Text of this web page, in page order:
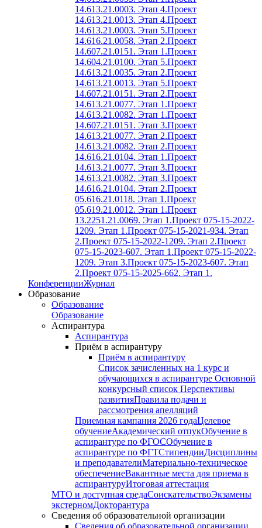
14.613.21.0003. Этап 4.Проект
14.613.21.0013. Этап 4.Проект
14.613.21.0003. Этап 5.Проект
14.616.21.0058. Этап 2.Проект
14.607.21.0151. Этап 1.Проект
14.604.21.0100. Этап 5.Проект
14.613.21.0035. Этап 2.Проект
14.613.21.0013. Этап 5.Проект
14.607.21.0151. Этап 2.Проект
14.613.21.0077. Этап 1.Проект
14.613.21.0082. Этап 1.Проект
14.607.21.0151. Этап 3.Проект
14.613.21.0077. Этап 2.Проект
14.613.21.0082. Этап 2.Проект
14.616.21.0104. Этап 1.Проект
14.613.21.0077. Этап 3.Проект
14.613.21.0082. Этап 3.Проект
14.616.21.0104. Этап 2.Проект
05.616.21.0118. Этап 1.Проект
05.619.21.0012. Этап 1.Проект
13.2251.21.0069. Этап 1.Проект 075-15-2022-
1209. Этап 1.Проект 075-15-2021-934. Этап
2.Проект 075-15-2022-1209. Этап 2.Проект
075-15-2023-607. Этап 1.Проект 075-15-2022-
1209. Этап 3.Проект 075-15-2023-607. Этап
2.Проект 075-15-2025-662. Этап 1.
КонференцииЖурнал
Образование
Образование
Образование
Аспирантура
Аспирантура
Приём в аспирантуру
Приём в аспирантуру
Список зачисленных на 1 курс и
обучающихся в аспирантуре Основной
конкурсный список Перспективы
развитияПравила подачи и
рассмотрения апелляций
Приемная кампания 2026 годаЦелевое
обучениеАкадемический отпукОбучение в
аспирантуре по ФГОСОбучение в
аспирантуре по ФГТСтипендииДисциплины
и преподавателиМатериально-техническое
обеспечениеВакантные места для приема в
аспирантуруИтоговая аттестация
МТО и доступная средаСоискательствоЭкзамены
экстерномДокторантура
Сведения об образовательной организации
Сведения об образовательной организации